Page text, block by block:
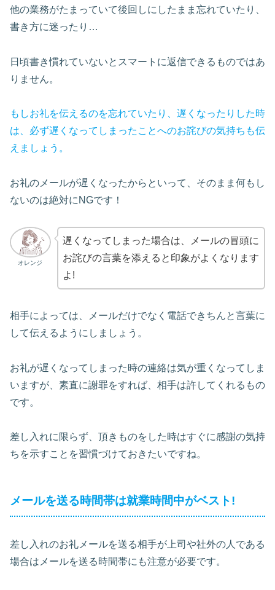
他の業務がたまっていて後回しにしたまま忘れていたり、
書き方に迷ったり…
日頃書き慣れていないとスマートに返信できるものではあ
りません。
もしお礼を伝えるのを忘れていたり、遅くなったりした時
は、必ず遅くなってしまったことへのお詫びの気持ちも伝
えましょう。
お礼のメールが遅くなったからといって、そのまま何もし
ないのは絶対にNGです！
オレンジ
遅くなってしまった場合は、メールの冒頭に
お詫びの言葉を添えると印象がよくなります
よ!
相手によっては、メールだけでなく電話できちんと言葉に
して伝えるようにしましょう。
お礼が遅くなってしまった時の連絡は気が重くなってしま
いますが、素直に謝罪をすれば、相手は許してくれるもの
です。
差し入れに限らず、頂きものをした時はすぐに感謝の気持
ちを示すことを習慣づけておきたいですね。
メールを送る時間帯は就業時間中がベスト!
差し入れのお礼メールを送る相手が上司や社外の人である
場合はメールを送る時間帯にも注意が必要です。